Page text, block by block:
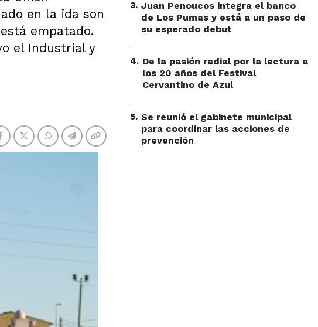
en la ida son
empatado.
el Industrial y
3. Juan Penoucos integra el banco
de Los Pumas y está a un paso de
su esperado debut
4. De la pasión radial por la lectura a
los 20 años del Festival
Cervantino de Azul
5. Se reunió el gabinete municipal
para coordinar las acciones de
prevención